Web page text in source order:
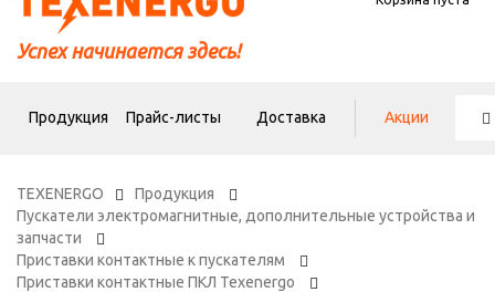
Успех начинается здесь!
Продукция Прайс-листы Доставка Акции
TEXENERGO
Продукция
Пускатели электромагнитные, дополнительные устройства и
запчасти
Приставки контактные к пускателям
Приставки контактные ПКЛ Texenergo